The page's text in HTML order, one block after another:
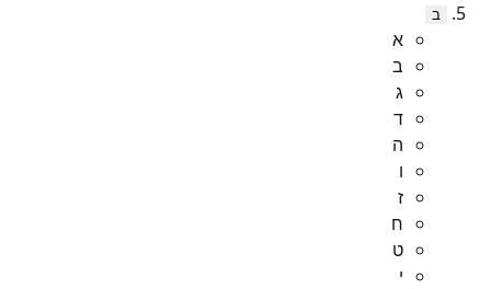
ב
א
ב
ג
ד
ה
ו
ז
ח
ט
י